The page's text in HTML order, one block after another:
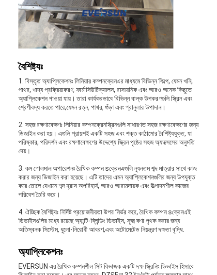
বৈশিষ্ট্যঃ
1. বিস্তৃত অ্যাপ্লিকেশনঃ লিনিয়ার কম্পনক্রেনএর মাধ্যমে বিভিন্ন শিল্পে, যেমন খনি,
পাথর, খাদ্য প্রক্রিয়াকরণ, ফার্মাসিউটিক্যালস, রাসায়নিক এবং আরও অনেক কিছুতে
অ্যাপ্লিকেশন পাওয়া যায়। তারা কার্যকরভাবে বিভিন্ন বাল্ক উপকরণগুলি স্ক্রিন এবং
শ্রেণীবদ্ধ করতে পারে,যেমন রত্ন, পাথর, গুঁড়া এবং গ্রানুলার উপাদান।
2. সহজ রক্ষণাবেক্ষণঃ লিনিয়ার কম্পনক্রেনস্ক্রিনগুলি সাধারণত সহজ রক্ষণাবেক্ষণের জন্য
ডিজাইন করা হয়। এগুলি প্রায়শই একটি সহজ এবং শক্ত কাঠামোর বৈশিষ্ট্যযুক্ত, যা
পরিষ্কার, পরিদর্শন এবং রক্ষণাবেক্ষণের উদ্দেশ্যে স্ক্রিন পৃষ্ঠের সহজ অ্যাক্সেসের অনুমতি
দেয়।
3. কম গোলমাল অপারেশনঃ রৈখিক কম্পন sক্রেনএগুলি ন্যূনতম শব্দ মাত্রার সাথে কাজ
করার জন্য ডিজাইন করা হয়েছে। এটি তাদের এমন অ্যাপ্লিকেশনগুলির জন্য উপযুক্ত
করে তোলে যেখানে শব্দ হ্রাস অপরিহার্য, আরও আরামদায়ক এবং উত্পাদনশীল কাজের
পরিবেশ তৈরি করে।
4. ঐচ্ছিক বৈশিষ্ট্যঃ নির্দিষ্ট প্রয়োজনীয়তা উপর নির্ভর করে, রৈখিক কম্পন sক্রেনএই
ডিভাইসগুলির মধ্যে রয়েছে অ্যান্টি-ব্লিন্ডিং ডিভাইস, সূক্ষ্ম কণা পৃথক করার জন্য
অতিস্বনক সিস্টেম, ধুলো-নিরোধী আবরণ,এবং অটোমেটেড নিয়ন্ত্রণ দক্ষতা বৃদ্ধি.
অ্যাপ্লিকেশনঃ
EVERSUN এর রৈখিক কম্পনশীল সিট বিভাজক একটি দক্ষ স্ক্রিনিং ডিভাইস হিসাবে